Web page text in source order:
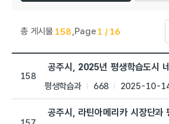
총 게시물 158 ,Page 1 / 16
평생학습관 > 평생학습관소식 목록으로
158
공주시, 2025년 평생학습도시
평생학습과 668 2025-10-
공주시, 라틴아메리카 시장단